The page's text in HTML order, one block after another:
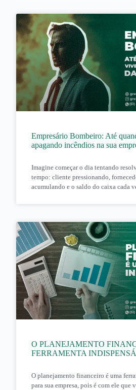
Empresário Bombeiro: Até
apagando incêndios na sua
Imagine começar o dia tentando
tempo: cliente pressionando,
acumulando e o saldo do caixa cada
O PLANEJAMENTO
FERRAMENTA
O planejamento financeiro é uma
para sua empresa, pois é com ele que